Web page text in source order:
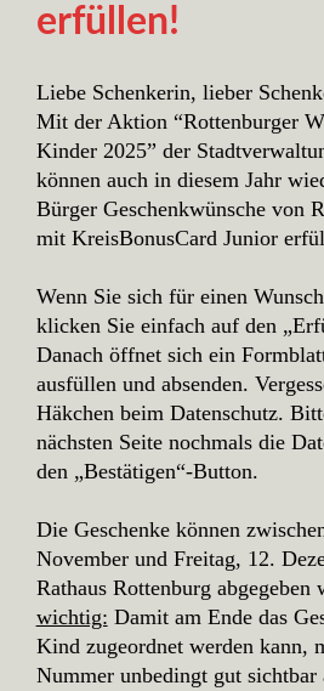
erfüllen!
Liebe Schenkerin, lieber
Mit der Aktion “Rottenburger
Kinder 2025” der
können auch in diesem Jahr
Bürger Geschenkwünsche von
mit KreisBonusCard Junior
Wenn Sie sich für einen
klicken Sie einfach auf den
Danach öffnet sich ein
ausfüllen und absenden.
Häkchen beim Datenschutz.
nächsten Seite nochmals die
den „Bestätigen“-Button.
Die Geschenke können
November und Freitag, 12.
Rathaus Rottenburg abgegeben
wichtig: Damit am Ende das
Kind zugeordnet werden kann,
Nummer unbedingt gut sichtbar